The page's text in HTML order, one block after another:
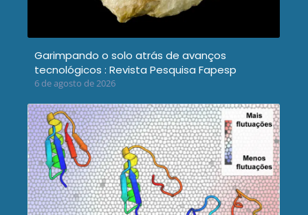
Garimpando o solo atrás de avanços
tecnológicos : Revista Pesquisa Fapesp
6 de agosto de 2026